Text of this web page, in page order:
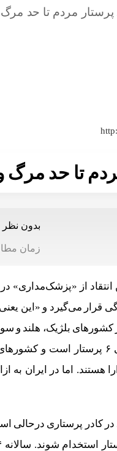
تا حد
بدون نظر
زمان
از «پزشک‌مداری»
قرار می‌گیرد و
این حد به‌طور متوسط در استاندارد